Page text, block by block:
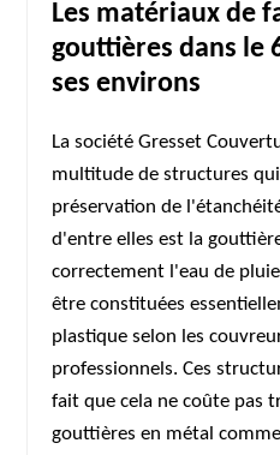
Les matériaux de
gouttières dans le
ses environs
La société Gresset
multitude de structures
préservation de
d'entre elles est la
correctement l'eau de
être constituées
plastique selon les
professionnels. Ces
fait que cela ne coûte pas
gouttières en métal